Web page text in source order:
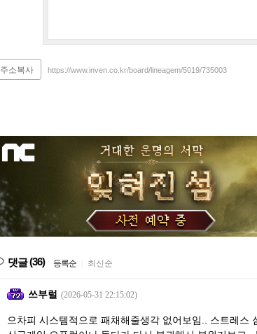
주소복사 https://www.inven.co.kr/board/lineagem/5019/735003
댓글(36) 등록순 최신순
쓰부럴 (2026-05-31 22:15:02)
으차피 시스템적으로 패채해줄생각 없어보임.. 스트레스